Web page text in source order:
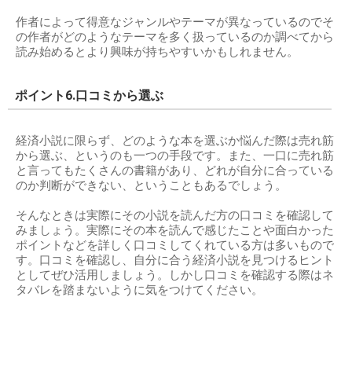
作者によって得意なジャンルやテーマが異なっているのでそ
の作者がどのようなテーマを多く扱っているのか調べてから
読み始めるとより興味が持ちやすいかもしれません。
ポイント6.口コミから選ぶ
経済小説に限らず、どのような本を選ぶか悩んだ際は売れ筋
から選ぶ、というのも一つの手段です。また、一口に売れ筋
と言ってもたくさんの書籍があり、どれが自分に合っている
のか判断ができない、ということもあるでしょう。
そんなときは実際にその小説を読んだ方の口コミを確認して
みましょう。実際にその本を読んで感じたことや面白かった
ポイントなどを詳しく口コミしてくれている方は多いもので
す。口コミを確認し、自分に合う経済小説を見つけるヒント
としてぜひ活用しましょう。しかし口コミを確認する際はネ
タバレを踏まないように気をつけてください。